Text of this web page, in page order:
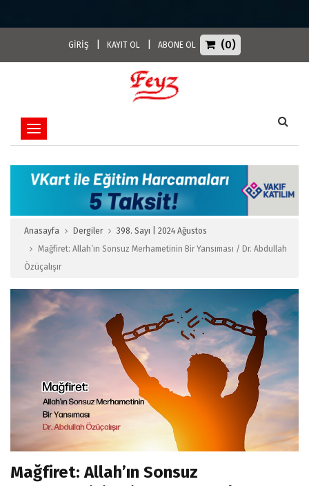
GİRİŞ KAYIT OL ABONE OL (0)
Toggle navigation
Anasayfa Dergiler
398. Sayı | 2024 Ağustos
Mağfiret: Allah’ın Sonsuz Merhametinin Bir Yansıması / Dr. Abdullah
Özüçalışır
Mağfiret: Allah’ın Sonsuz